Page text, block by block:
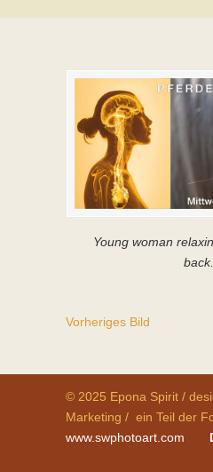
Young woman
back.
Vorheriges Bild
© 2025 Epona Spirit /
Marketing / ein Teil der
www.swphotoart.com